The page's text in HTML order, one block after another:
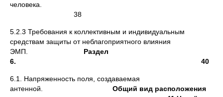
человека.
38
5.2.3 Требования к коллективным и индивидуальным
средствам защиты от неблагоприятного влияния
ЭМП. Раздел
6. 40
6.1. Напряженность поля, создаваемая
антенной. Общий вид расположения